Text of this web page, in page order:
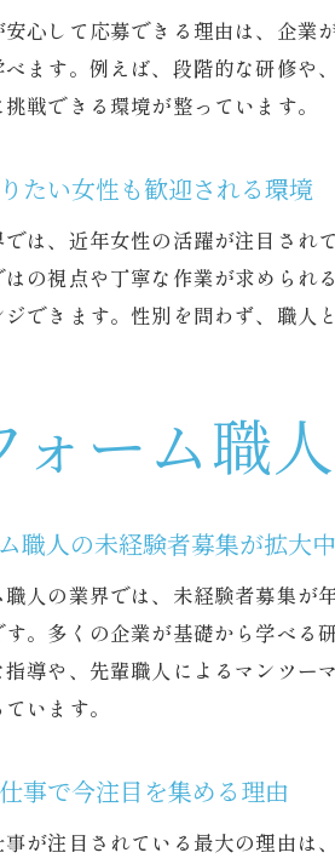
心して応募できる理由は、企業
べます。例えば、段階的な研修
戦できる環境が整っています。
たい女性も歓迎される環境
は、近年女性の活躍が注目され
の視点や丁寧な作業が求められ
できます。性別を問わず、職人
ォーム職
職人の未経験者募集が拡大中
職人の業界では、未経験者募集
す。多くの企業が基礎から学べる
導や、先輩職人によるマンツー
います。
事で今注目を集める理由
が注目されている最大の理由は